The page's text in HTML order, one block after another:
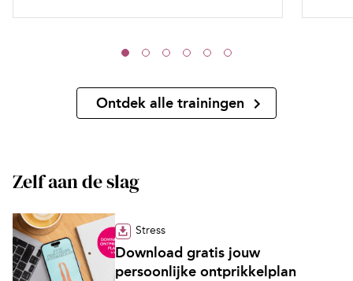
Ontdek alle trainingen
Zelf aan de slag
Stress
Download gratis jouw
persoonlijke ontprikkelplan